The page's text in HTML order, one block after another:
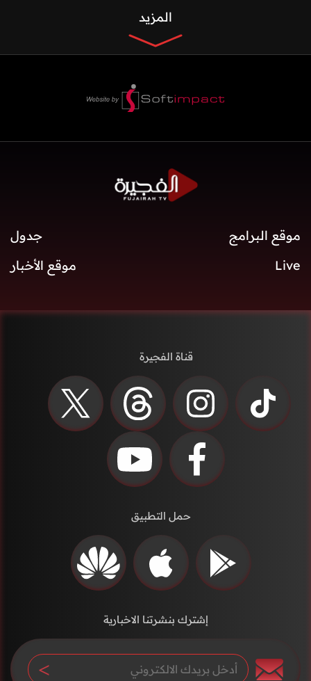
المزيد
موقع البرامج
جدول
Live
موقع الأخبار
قناة الفجيرة
حمل التطبيق
إشترك بنشرتنا الاخبارية